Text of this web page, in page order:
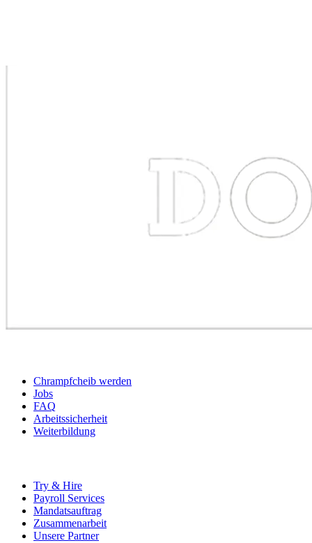
Chrampfcheib werden
Jobs
FAQ
Arbeitssicherheit
Weiterbildung
Try & Hire
Payroll Services
Mandatsauftrag
Zusammenarbeit
Unsere Partner